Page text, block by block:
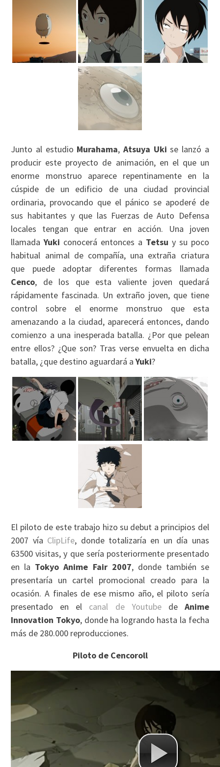
Junto al estudio Murahama,Atsuya Ukise lanzó a
producir este proyecto de animación, en el que un
enorme monstruo aparece repentinamente en la
cúspide de un edificio de una ciudad provincial
ordinaria, provocando que el pánico se apoderé de
sus habitantes y que las Fuerzas de Auto Defensa
locales tengan que entrar en acción. Una joven
llamadaYuki conocerá entonces a Tetsu y su poco
habitual animal de compañía, una extraña criatura
que puede adoptar diferentes formas llamada
Cenco, de los que esta valiente joven quedará
rápidamente fascinada. Un extraño joven, que tiene
control sobre el enorme monstruo que esta
amenazando a la ciudad, aparecerá entonces, dando
comienzo a una inesperada batalla. ¿Por que pelean
entre ellos? ¿Que son? Tras verse envuelta en dicha
batalla, ¿que destino aguardará aYuki?
El piloto de este trabajo hizo su debut a principios del
2007 vía ClipLife, donde totalizaría en un día unas
63500 visitas, y que sería posteriormente presentado
en la Tokyo Anime Fair 2007, donde también se
presentaría un cartel promocional creado para la
ocasión. A finales de ese mismo año, el piloto sería
presentado en el canal de Youtubede Anime
Innovation Tokyo, donde ha logrando hasta la fecha
más de 280.000 reproducciones.
Piloto de Cencoroll